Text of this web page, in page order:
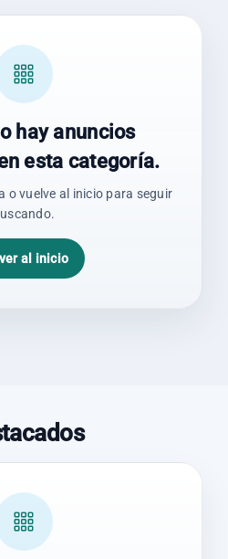
hay anuncios
esta categoría.
o vuelve al inicio para seguir
al inicio